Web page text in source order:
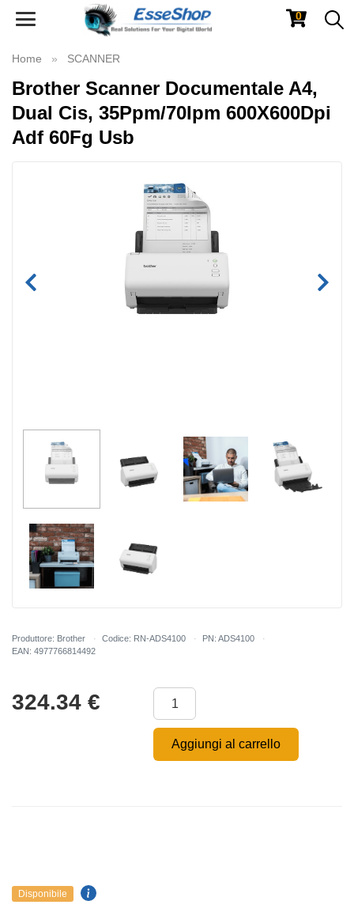
Toggle
0
Home SCANNER
Brother Scanner Documentale A4,
Dual Cis, 35Ppm/70Ipm 600X600Dpi
Adf 60Fg Usb
Produttore: Brother Codice: RN-ADS4100
PN: ADS4100
EAN: 4977766814492
324.34 €
Aggiungi al carrello
Disponibile